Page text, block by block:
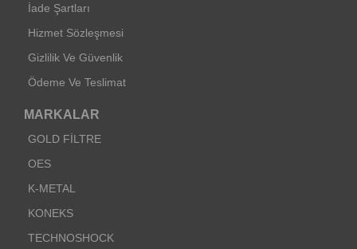
İade Şartları
Hizmet Sözleşmesi
Gizlilik Ve Güvenlik
Ödeme Ve Teslimat
MARKALAR
GOLD FİLTRE
OES
K-METAL
KONEKS
TECHNOSHOCK